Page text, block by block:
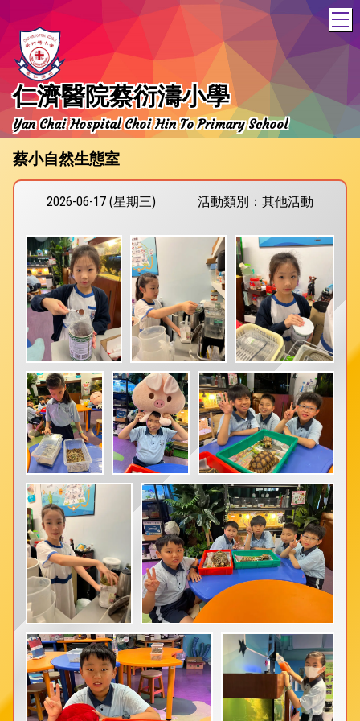
仁濟醫院蔡衍濤小學
Yan Chai Hospital Choi Hin To Primary School
蔡小自然生態室
2026-06-17 (星期三) 活動類別：其他活動